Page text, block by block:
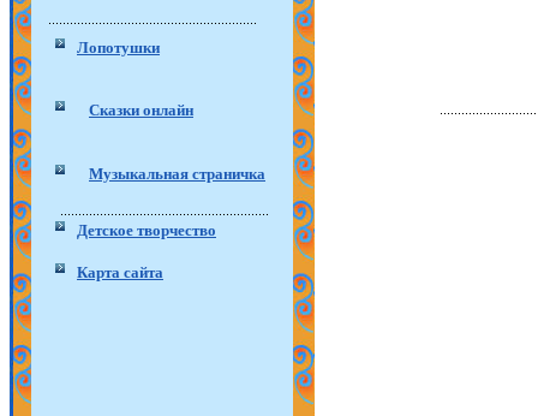
Лопотушки
Сказки онлайн
Музыкальная страничка
Детское творчество
Карта сайта